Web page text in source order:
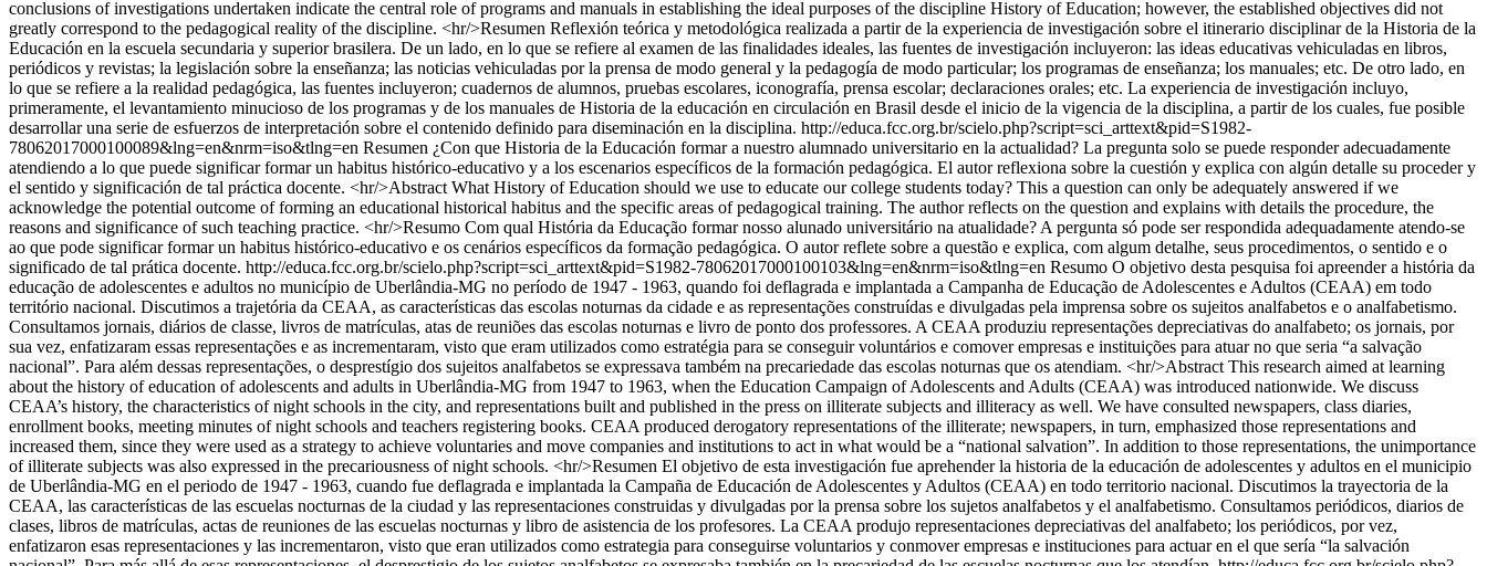
conclusions of investigations undertaken indicate the central role of programs and manuals in establishing the ideal purposes of the discipline History of Education; however, the established objectives did not
greatly correspond to the pedagogical reality of the discipline. <hr/>Resumen Reflexión teórica y metodológica realizada a partir de la experiencia de investigación sobre el itinerario disciplinar de la Historia de la
Educación en la escuela secundaria y superior brasilera. De un lado, en lo que se refiere al examen de las finalidades ideales, las fuentes de investigación incluyeron: las ideas educativas vehiculadas en libros,
periódicos y revistas; la legislación sobre la enseñanza; las noticias vehiculadas por la prensa de modo general y la pedagogía de modo particular; los programas de enseñanza; los manuales; etc. De otro lado, en
lo que se refiere a la realidad pedagógica, las fuentes incluyeron; cuadernos de alumnos, pruebas escolares, iconografía, prensa escolar; declaraciones orales; etc. La experiencia de investigación incluyo,
primeramente, el levantamiento minucioso de los programas y de los manuales de Historia de la educación en circulación en Brasil desde el inicio de la vigencia de la disciplina, a partir de los cuales, fue posible
desarrollar una serie de esfuerzos de interpretación sobre el contenido definido para diseminación en la disciplina. http://educa.fcc.org.br/scielo.php?script=sci_arttext&pid=S1982-
78062017000100089&lng=en&nrm=iso&tlng=en Resumen ¿Con que Historia de la Educación formar a nuestro alumnado universitario en la actualidad? La pregunta solo se puede responder adecuadamente
atendiendo a lo que puede significar formar un habitus histórico-educativo y a los escenarios específicos de la formación pedagógica. El autor reflexiona sobre la cuestión y explica con algún detalle su proceder y
el sentido y significación de tal práctica docente. <hr/>Abstract What History of Education should we use to educate our college students today? This a question can only be adequately answered if we
acknowledge the potential outcome of forming an educational historical habitus and the specific areas of pedagogical training. The author reflects on the question and explains with details the procedure, the
reasons and significance of such teaching practice. <hr/>Resumo Com qual História da Educação formar nosso alunado universitário na atualidade? A pergunta só pode ser respondida adequadamente atendo-se
ao que pode significar formar un habitus histórico-educativo e os cenários específicos da formação pedagógica. O autor reflete sobre a questão e explica, com algum detalhe, seus procedimentos, o sentido e o
significado de tal prática docente. http://educa.fcc.org.br/scielo.php?script=sci_arttext&pid=S1982-78062017000100103&lng=en&nrm=iso&tlng=en Resumo O objetivo desta pesquisa foi apreender a história da
educação de adolescentes e adultos no município de Uberlândia-MG no período de 1947 - 1963, quando foi deflagrada e implantada a Campanha de Educação de Adolescentes e Adultos (CEAA) em todo
território nacional. Discutimos a trajetória da CEAA, as características das escolas noturnas da cidade e as representações construídas e divulgadas pela imprensa sobre os sujeitos analfabetos e o analfabetismo.
Consultamos jornais, diários de classe, livros de matrículas, atas de reuniões das escolas noturnas e livro de ponto dos professores. A CEAA produziu representações depreciativas do analfabeto; os jornais, por
sua vez, enfatizaram essas representações e as incrementaram, visto que eram utilizados como estratégia para se conseguir voluntários e comover empresas e instituições para atuar no que seria “a salvação
nacional”. Para além dessas representações, o desprestígio dos sujeitos analfabetos se expressava também na precariedade das escolas noturnas que os atendiam. <hr/>Abstract This research aimed at learning
about the history of education of adolescents and adults in Uberlândia-MG from 1947 to 1963, when the Education Campaign of Adolescents and Adults (CEAA) was introduced nationwide. We discuss
CEAA’s history, the characteristics of night schools in the city, and representations built and published in the press on illiterate subjects and illiteracy as well. We have consulted newspapers, class diaries,
enrollment books, meeting minutes of night schools and teachers registering books. CEAA produced derogatory representations of the illiterate; newspapers, in turn, emphasized those representations and
increased them, since they were used as a strategy to achieve voluntaries and move companies and institutions to act in what would be a “national salvation”. In addition to those representations, the unimportance
of illiterate subjects was also expressed in the precariousness of night schools. <hr/>Resumen El objetivo de esta investigación fue aprehender la historia de la educación de adolescentes y adultos en el municipio
de Uberlândia-MG en el periodo de 1947 - 1963, cuando fue deflagrada e implantada la Campaña de Educación de Adolescentes y Adultos (CEAA) en todo territorio nacional. Discutimos la trayectoria de la
CEAA, las características de las escuelas nocturnas de la ciudad y las representaciones construidas y divulgadas por la prensa sobre los sujetos analfabetos y el analfabetismo. Consultamos periódicos, diarios de
clases, libros de matrículas, actas de reuniones de las escuelas nocturnas y libro de asistencia de los profesores. La CEAA produjo representaciones depreciativas del analfabeto; los periódicos, por vez,
enfatizaron esas representaciones y las incrementaron, visto que eran utilizados como estrategia para conseguirse voluntarios y conmover empresas e instituciones para actuar en el que sería “la salvación